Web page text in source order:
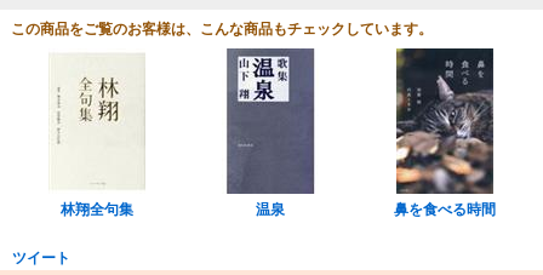
この商品をご覧のお客様は、こんな商品もチェックしています。
林翔全句集 温泉 鼻を食べる時間
ツイート